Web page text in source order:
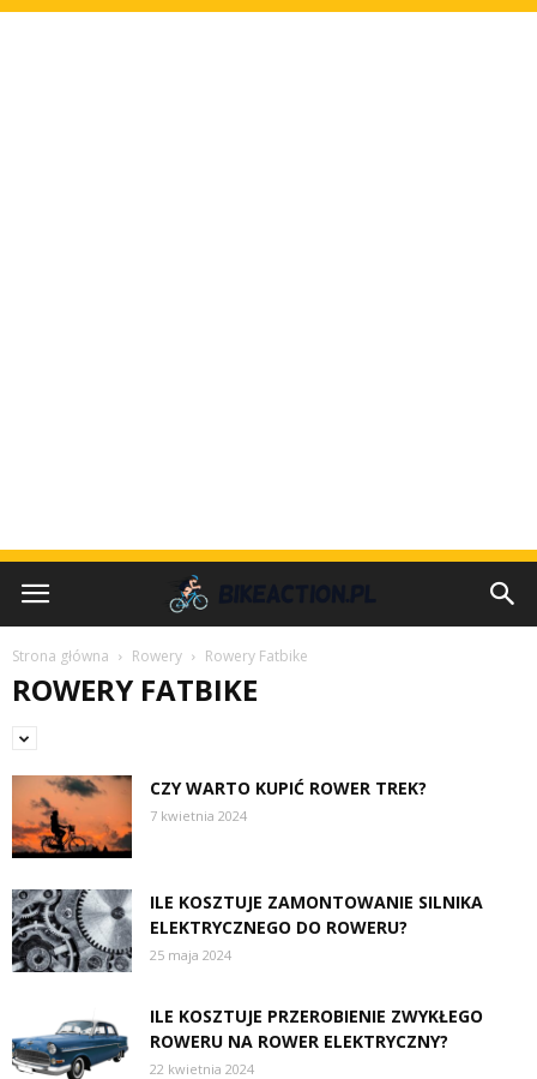
Strona główna Rowery Rowery Fatbike
ROWERY FATBIKE
CZY WARTO KUPIĆ ROWER TREK?
7 kwietnia 2024
ILE KOSZTUJE ZAMONTOWANIE SILNIKA
ELEKTRYCZNEGO DO ROWERU?
25 maja 2024
ILE KOSZTUJE PRZEROBIENIE ZWYKŁEGO
ROWERU NA ROWER ELEKTRYCZNY?
22 kwietnia 2024